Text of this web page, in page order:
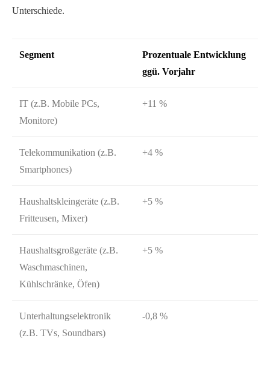
Unterschiede.
Segment
Prozentuale Entwicklung
ggü. Vorjahr
IT (z.B. Mobile PCs,
Monitore)
+11 %
Telekommunikation (z.B.
Smartphones)
+4 %
Haushaltskleingeräte (z.B.
Fritteusen, Mixer)
+5 %
Haushaltsgroßgeräte (z.B.
Waschmaschinen,
Kühlschränke, Öfen)
+5 %
Unterhaltungselektronik
(z.B. TVs, Soundbars)
-0,8 %